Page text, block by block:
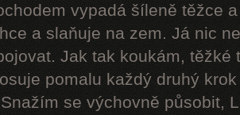
vypadá šíleně těžce
a slaňuje na zem. Já nic
Jak tak koukám, těžké
pomalu každý druhý
se výchovně působit,